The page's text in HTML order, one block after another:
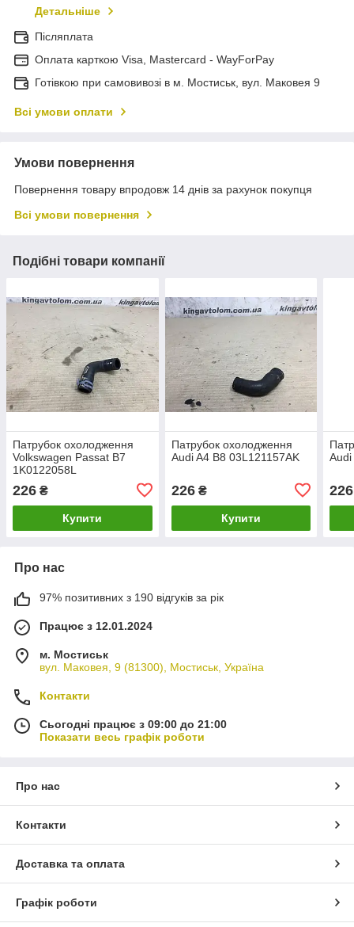
Детальніше
Післяплата
Оплата карткою Visa, Mastercard - WayForPay
Готівкою при самовивозі в м. Мостиськ, вул. Маковея 9
Всі умови оплати
Умови повернення
Повернення товару впродовж 14 днів за рахунок покупця
Всі умови повернення
Подібні товари компанії
Патрубок охолодження
Volkswagen Passat B7
1K0122058L
226 ₴
Купити
Патрубок охолодження
Audi A4 B8 03L121157AK
226₴
Купити
226
Про нас
97% позитивних з 190 відгуків за рік
Працює з 12.01.2024
м. Мостиськ
вул. Маковея, 9 (81300), Мостиськ, Україна
Контакти
Сьогодні працює з 09:00 до 21:00
Показати весь графік роботи
Про нас
Контакти
Доставка та оплата
Графік роботи